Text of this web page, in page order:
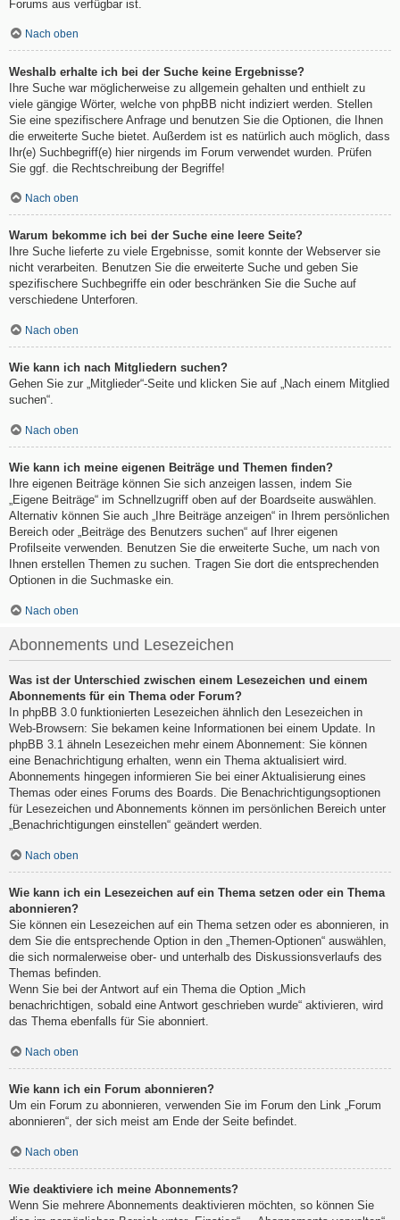
Forums aus verfügbar ist.
Nach oben
Weshalb erhalte ich bei der Suche keine Ergebnisse?
Ihre Suche war möglicherweise zu allgemein gehalten und enthielt zu
viele gängige Wörter, welche von phpBB nicht indiziert werden. Stellen
Sie eine spezifischere Anfrage und benutzen Sie die Optionen, die Ihnen
die erweiterte Suche bietet. Außerdem ist es natürlich auch möglich, dass
Ihr(e) Suchbegriff(e) hier nirgends im Forum verwendet wurden. Prüfen
Sie ggf. die Rechtschreibung der Begriffe!
Nach oben
Warum bekomme ich bei der Suche eine leere Seite?
Ihre Suche lieferte zu viele Ergebnisse, somit konnte der Webserver sie
nicht verarbeiten. Benutzen Sie die erweiterte Suche und geben Sie
spezifischere Suchbegriffe ein oder beschränken Sie die Suche auf
verschiedene Unterforen.
Nach oben
Wie kann ich nach Mitgliedern suchen?
Gehen Sie zur „Mitglieder“-Seite und klicken Sie auf „Nach einem Mitglied
suchen“.
Nach oben
Wie kann ich meine eigenen Beiträge und Themen finden?
Ihre eigenen Beiträge können Sie sich anzeigen lassen, indem Sie
„Eigene Beiträge“ im Schnellzugriff oben auf der Boardseite auswählen.
Alternativ können Sie auch „Ihre Beiträge anzeigen“ in Ihrem persönlichen
Bereich oder „Beiträge des Benutzers suchen“ auf Ihrer eigenen
Profilseite verwenden. Benutzen Sie die erweiterte Suche, um nach von
Ihnen erstellen Themen zu suchen. Tragen Sie dort die entsprechenden
Optionen in die Suchmaske ein.
Nach oben
Abonnements und Lesezeichen
Was ist der Unterschied zwischen einem Lesezeichen und einem
Abonnements für ein Thema oder Forum?
In phpBB 3.0 funktionierten Lesezeichen ähnlich den Lesezeichen in
Web-Browsern: Sie bekamen keine Informationen bei einem Update. In
phpBB 3.1 ähneln Lesezeichen mehr einem Abonnement: Sie können
eine Benachrichtigung erhalten, wenn ein Thema aktualisiert wird.
Abonnements hingegen informieren Sie bei einer Aktualisierung eines
Themas oder eines Forums des Boards. Die Benachrichtigungsoptionen
für Lesezeichen und Abonnements können im persönlichen Bereich unter
„Benachrichtigungen einstellen“ geändert werden.
Nach oben
Wie kann ich ein Lesezeichen auf ein Thema setzen oder ein Thema
abonnieren?
Sie können ein Lesezeichen auf ein Thema setzen oder es abonnieren, in
dem Sie die entsprechende Option in den „Themen-Optionen“ auswählen,
die sich normalerweise ober- und unterhalb des Diskussionsverlaufs des
Themas befinden.
Wenn Sie bei der Antwort auf ein Thema die Option „Mich
benachrichtigen, sobald eine Antwort geschrieben wurde“ aktivieren, wird
das Thema ebenfalls für Sie abonniert.
Nach oben
Wie kann ich ein Forum abonnieren?
Um ein Forum zu abonnieren, verwenden Sie im Forum den Link „Forum
abonnieren“, der sich meist am Ende der Seite befindet.
Nach oben
Wie deaktiviere ich meine Abonnements?
Wenn Sie mehrere Abonnements deaktivieren möchten, so können Sie